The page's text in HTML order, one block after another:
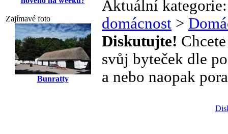
Zajímavé foto
Bunratty
Aktuální
domácnost >
Diskutujte!
svůj byteček dle
a nebo naopak